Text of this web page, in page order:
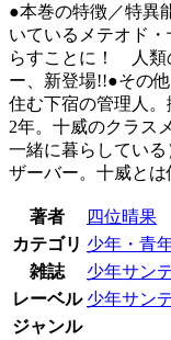
●本巻の特徴／特異
いているメテオド
らすことに！ 人類
ー、新登場!!●その
住む下宿の管理人
2年。十威のクラス
一緒に暮らしてい
ザーバー。十威とは
著者
四位晴果
カテゴリ 少年・青
雑誌
少年サン
レーベル 少年サン
ジャンル